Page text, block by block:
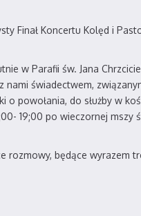
Finał Koncertu Kolęd i
w Parafii św. Jana
świadectwem,
powołania, do służby w
19;00 po wieczornej mszy
rozmowy, będące wyrazem